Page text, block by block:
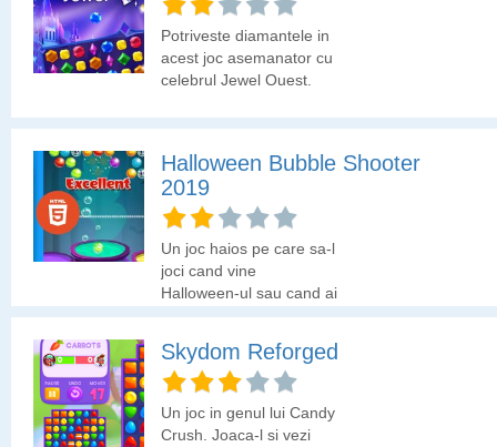
Potriveste diamantele in
acest joc asemanator cu
celebrul Jewel Quest.
Halloween Bubble Shooter
2019
Un joc haios pe care sa-l
joci cand vine
Halloween-ul sau cand ai
tu chef.
Skydom Reforged
Un joc in genul lui Candy
Crush. Joaca-l si vezi